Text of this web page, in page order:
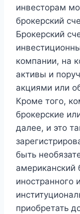
инвесторам
брокерский
Брокерский
компании, на
активы и
акциями или
Кроме того,
брокерские
далее, и это
быть
американский
иностранного
приобретать